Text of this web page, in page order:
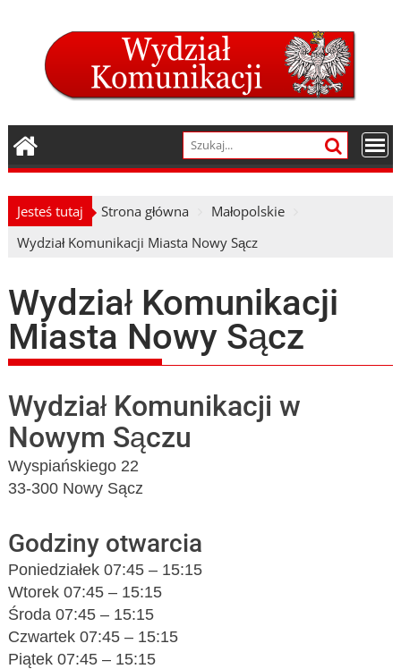
Jesteś tutaj Strona główna
Małopolskie
Wydział Komunikacji Miasta Nowy Sącz
Wydział Komunikacji
Miasta Nowy Sącz
Wydział Komunikacji w
Nowym Sączu
Wyspiańskiego 22
33-300 Nowy Sącz
Godziny otwarcia
Poniedziałek 07:45 – 15:15
Wtorek 07:45 – 15:15
Środa 07:45 – 15:15
Czwartek 07:45 – 15:15
Piątek 07:45 – 15:15